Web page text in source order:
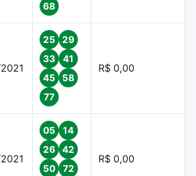
68
25
29
33
41
45
58
77
R$ 0,00
05
14
26
42
50
72
R$ 0,00